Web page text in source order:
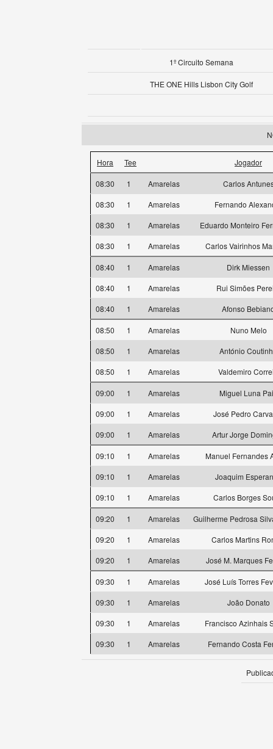
1º Circuito Semana
THE ONE Hills Lisbon City Golf
Hora Tee Jogador
08:30 1 Amarelas
Carlos
08:30
1 Amarelas
Fernando
08:30
1 Amarelas
Eduardo Monteiro
08:30
1 Amarelas Carlos Vairinhos
08:40 1 Amarelas
Dirk Miessen
08:40
1 Amarelas
Rui Simões
08:40
1 Amarelas Afonso
08:50 1 Amarelas
Nuno Melo
08:50
1 Amarelas
António
08:50
1 Amarelas Valdemiro
09:00 1 Amarelas
Miguel Luna
09:00
1 Amarelas
José Pedro
09:00
1 Amarelas Artur Jorge
09:10 1 Amarelas
Manuel Fernandes
09:10
1 Amarelas
Joaquim
09:10
1 Amarelas Carlos Borges
09:20 1 Amarelas
Guilherme Pedrosa
09:20
1 Amarelas
Carlos Martins
09:20
1 Amarelas José M. Marques
09:30 1 Amarelas
José Luís Torres
09:30
1 Amarelas
João Donato
09:30
1 Amarelas
Francisco Azinhais
09:30
1 Amarelas Fernando Costa